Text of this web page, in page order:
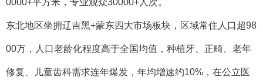
0000+平方米，专业观众30000+人次。
东北地区坐拥辽吉黑+蒙东四大市场板块，区域常住人口超98
00万，人口老龄化程度高于全国均值，种植牙、正畸、老年
修复、儿童齿科需求连年爆发，年均增速约10%，在公立医